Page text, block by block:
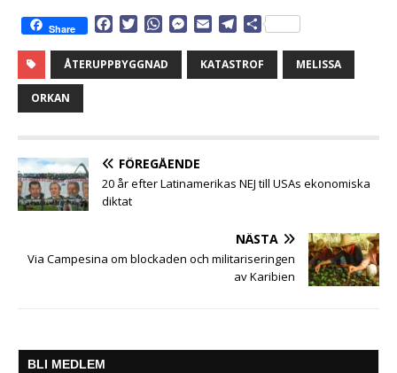
Share
c
e
i
t
W
a
t
M
s
r
a
i
l
e
D
l
a
ÅTERUPPBYGGNAD KATASTROF MELISSA
ORKAN
FÖREGÅENDE
20 år efter Latinamerikas NEJ till USAs ekonomiska
diktat
NÄSTA
Via Campesina om blockaden och militariseringen
av Karibien
BLI MEDLEM